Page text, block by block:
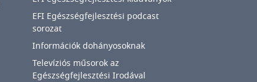
EFI Egészségfejlesztési podcast
sorozat
Információk dohányosoknak
Televíziós műsorok az
Egészségfejlesztési Irodával